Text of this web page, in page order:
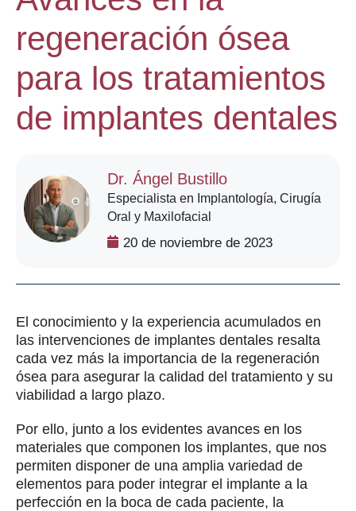
regeneración ósea
para los tratamientos
de implantes dentales
Dr. Ángel Bustillo
Especialista en Implantología, Cirugía
Oral y Maxilofacial
20 de noviembre de 2023
El conocimiento y la experiencia acumulados en
las intervenciones de implantes dentales resalta
cada vez más la importancia de la regeneración
ósea para asegurar la calidad del tratamiento y su
viabilidad a largo plazo.
Por ello, junto a los evidentes avances en los
materiales que componen los implantes, que nos
permiten disponer de una amplia variedad de
elementos para poder integrar el implante a la
perfección en la boca de cada paciente, la